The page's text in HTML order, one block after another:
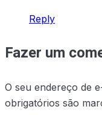
Reply
Fazer um
O seu endereço de
obrigatórios são